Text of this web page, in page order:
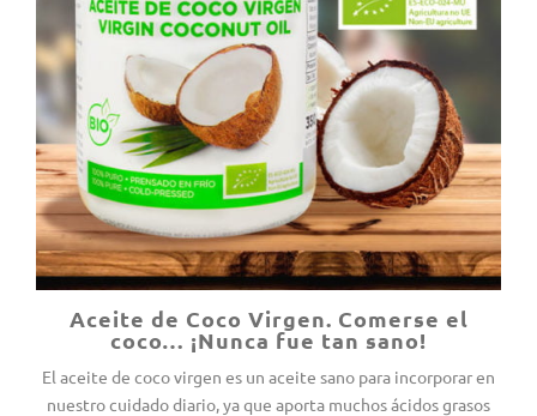
Aceite de Coco Virgen. Comerse el
coco… ¡Nunca fue tan sano!
El aceite de coco virgen es un aceite sano para incorporar en
nuestro cuidado diario, ya que aporta muchos ácidos grasos